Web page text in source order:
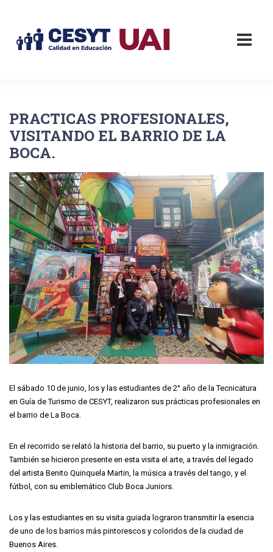
PRACTICAS PROFESIONALES,
VISITANDO EL BARRIO DE LA
BOCA.
El sábado 10 de junio, los y las estudiantes de 2° año de la Tecnicatura
en Guía de Turismo de CESYT, realizaron sus prácticas profesionales en
el barrio de La Boca.
En el recorrido se relató la historia del barrio, su puerto y la inmigración.
También se hicieron presente en esta visita el arte, a través del legado
del artista Benito Quinquela Martin, la música a través del tango, y el
fútbol, con su emblemático Club Boca Juniors.
Los y las estudiantes en su visita guiada lograron transmitir la esencia
de uno de los barrios más pintorescos y coloridos de la ciudad de
Buenos Aires.